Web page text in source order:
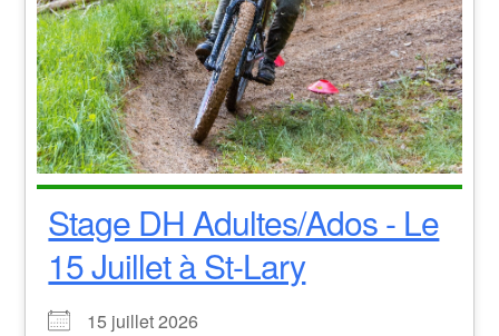
Stage DH Adultes/Ados - Le
15 Juillet à St-Lary
15 juillet 2026